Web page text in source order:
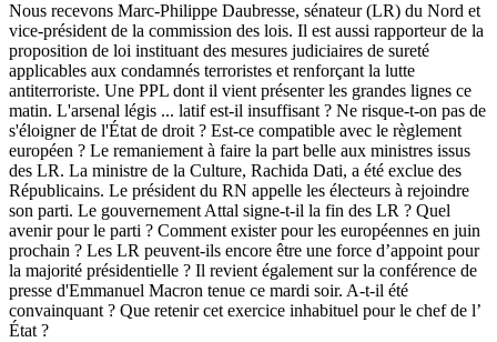
Nous recevons Marc-Philippe Daubresse, sénateur (LR) du Nord et
vice-président de la commission des lois. Il est aussi rapporteur de la
proposition de loi instituant des mesures judiciaires de sureté
applicables aux condamnés terroristes et renforçant la lutte
antiterroriste. Une PPL dont il vient présenter les grandes lignes ce
matin. L'arsenal légis ... latif est-il insuffisant ? Ne risque-t-on pas de
s'éloigner de l'État de droit ? Est-ce compatible avec le règlement
européen ? Le remaniement à faire la part belle aux ministres issus
des LR. La ministre de la Culture, Rachida Dati, a été exclue des
Républicains. Le président du RN appelle les électeurs à rejoindre
son parti. Le gouvernement Attal signe-t-il la fin des LR ? Quel
avenir pour le parti ? Comment exister pour les européennes en juin
prochain ? Les LR peuvent-ils encore être une force d’appoint pour
la majorité présidentielle ? Il revient également sur la conférence de
presse d'Emmanuel Macron tenue ce mardi soir. A-t-il été
convainquant ? Que retenir cet exercice inhabituel pour le chef de l’
État ?